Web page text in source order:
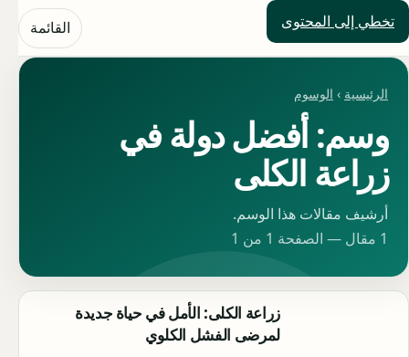
تخطي إلى المحتوى
حلول العالم القائمة
الرئيسية › الوسوم
وسم: أفضل دولة في
زراعة الكلى
أرشيف مقالات هذا الوسم.
1 مقال — الصفحة 1 من 1
زراعة الكلى: الأمل في حياة جديدة
لمرضى الفشل الكلوي